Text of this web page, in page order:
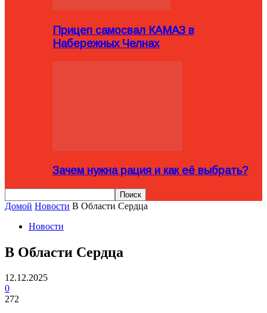
Прицеп самосвал КАМАЗ в
Набережных Челнах
Зачем нужна рация и как её выбрать?
Домой Новости В Области Сердца
Новости
В Области Сердца
12.12.2025
0
272